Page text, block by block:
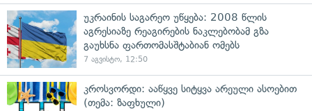
უკრაინის საგარეო უწყება: 2008 წლის
აგრესიაზე რეაგირების ნაკლებობამ გზა
გაუხსნა ფართომასშტაბიან ომებს
7 აგვისტო, 12:50
კროსვორდი: ააწყვე სიტყვა არეული ასოებით
(თემა: ზაფხული)